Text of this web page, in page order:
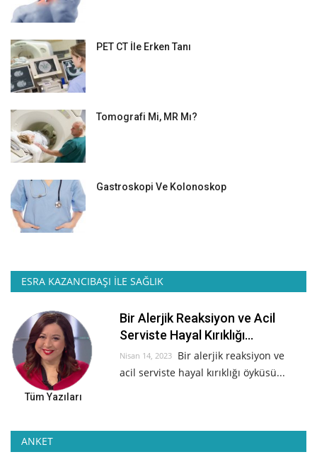
PET CT İle Erken Tanı
Tomografi Mi, MR Mı?
Gastroskopi Ve Kolonoskop
ESRA KAZANCIBAŞI İLE SAĞLIK
Bir Alerjik Reaksiyon ve Acil
Serviste Hayal Kırıklığı...
Nisan 14, 2023 Bir alerjik reaksiyon ve
acil serviste hayal kırıklığı öyküsü...
Tüm Yazıları
ANKET